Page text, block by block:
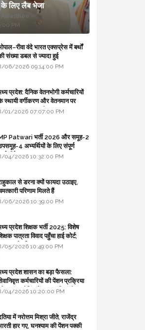
के लिए लैब भेजा
PM
वंदे भारत एक्सप्रेस में बर्थों
संख्या डबल से ज्यादा हुई
06/2026 09:14:00 PM
प्रदेश: दैनिक वेतनभोगी कर्मचारियों
स्थायी वर्गीकरण और वेतनमान पर
का बड़ा स्पष्टीकरण
01/2026 07:07:00 PM
Patwari भर्ती 2026 और समूह-2
4 अभ्यर्थियों के लिए संपूर्ण
04/2026 10:32:00 PM
से डरना क्यों फायदा उठाइए,
परिणाम मिलते हैं
06/2026 10:39:00 PM
प्रदेश शिक्षक भर्ती 2025: विशेष
पात्रता विवाद पहुँचा हाई कोर्ट;
से माँगा जवाब
05/2026 10:49:00 PM
प्रदेश शासन का बड़ा फैसला:
कर्मचारियों की पेंशन प्रक्रिया
बजट कोडिंग में हुए क्रांतिकारी
04/2026 10:20:00 PM
में नरोत्तम मिश्रा जीते, राजेंद्र
हार गए, घनश्याम की पेंशन पक्की